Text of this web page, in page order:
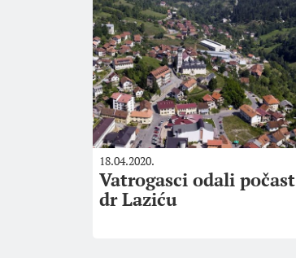
18.04.2020.
Vatrogasci odali počast
dr Laziću